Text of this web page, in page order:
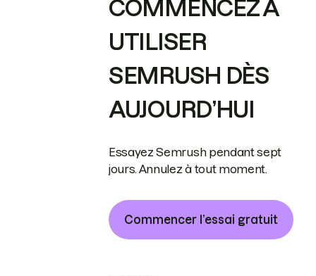
COMMENCEZ À
UTILISER
SEMRUSH DÈS
AUJOURD’HUI
Essayez Semrush pendant sept
jours. Annulez à tout moment.
Commencer l’essai gratuit